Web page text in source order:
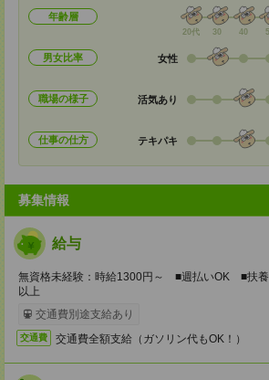
年齢層
20代 30 40
男女比率 女性
職場の様子 活気あり
仕事の仕方 テキパキ
募集情報
給与
無資格未経験：時給1300円～ ■週払いOK ■扶
以上
交通費別途支給あり
交通費 交通費全額支給（ガソリン代もOK！）